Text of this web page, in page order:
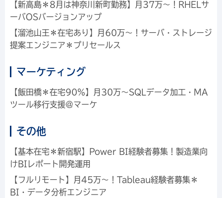
【新高島＊8月は神奈川新町勤務】月37万～！RHELサ
ーバOSバージョンアップ
【溜池山王＊在宅あり】月60万～！サーバ・ストレージ
提案エンジニア＊プリセールス
マーケティング
【飯田橋＊在宅90％】月30万～SQLデータ加工・MA
ツール移行支援＠マーケ
その他
【基本在宅＊新宿駅】Power BI経験者募集！製造業向
けBIレポート開発運用
【フルリモート】月45万～！Tableau経験者募集＊
BI・データ分析エンジニア